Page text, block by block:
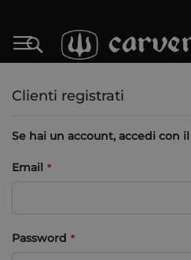
al
contenuto
Search
Clienti registrati
Se hai un account, accedi con
Email
Password